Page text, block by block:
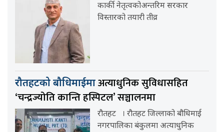
कार्की नेतृत्वकोअन्तरिम सरकार
विस्तारको तयारी तीव्र
रौतहटको बौधिमाईमाअत्याधुनिक सुविधासहित
‘चन्द्रज्योति कान्ति हस्पिटल’ सञ्चालनमा
रौतहट । रौतहट जिल्लाको बौधिमाई
नगरपालिका बंकुलमा अत्याधुनिक